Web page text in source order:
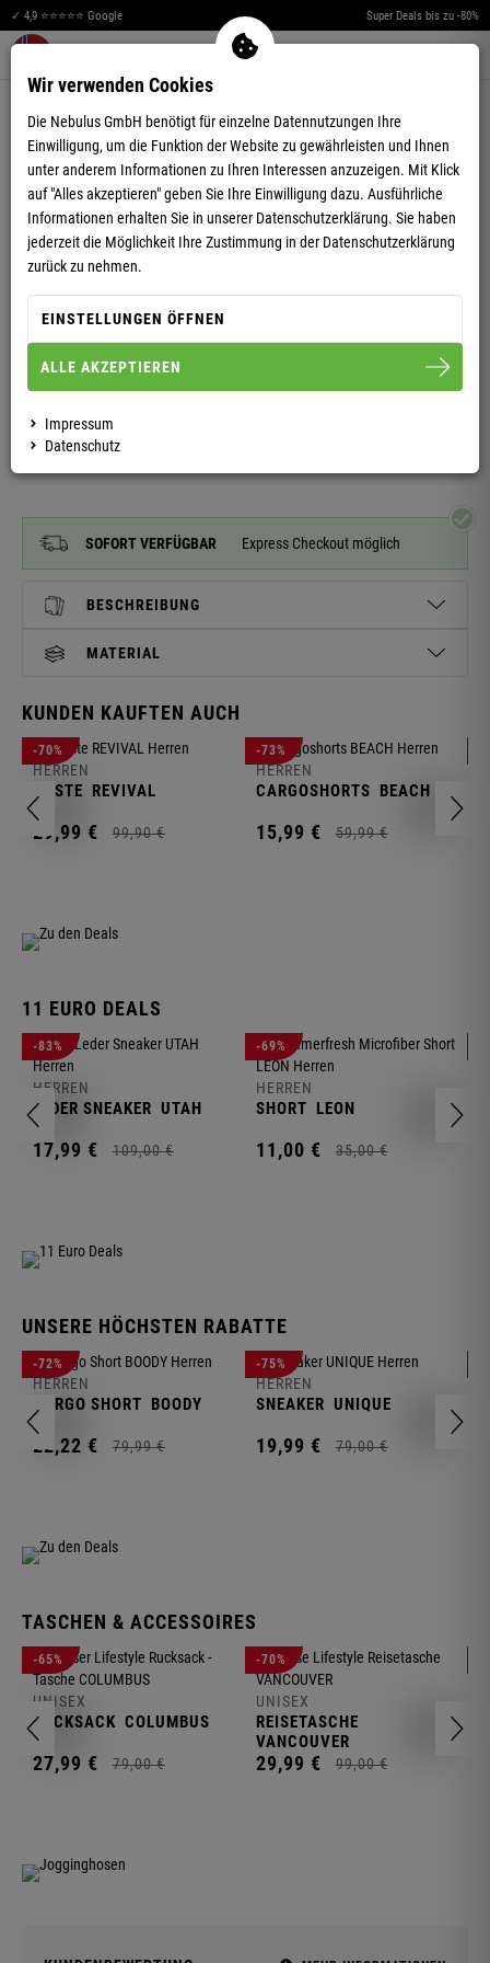
✓ 4,9 ⭐⭐⭐⭐⭐ Google Super Deals bis zu -80%
Warenkorb aufklappen
POLOSHIRT CRAIG HERREN
SOFORT VERFÜGBAR Express Checkout möglich
BESCHREIBUNG
MATERIAL
KUNDEN KAUFTEN AUCH
-70%
HERREN
WESTE REVIVAL
29,99 € 99,90 €
-73%
HERREN
CARGOSHORTS BEACH
15,99 € 59,99 €
11 EURO DEALS
-83%
HERREN
LEDER SNEAKER UTAH
17,99 € 109,00 €
-69%
HERREN
SHORT LEON
11,00 € 35,00 €
UNSERE HÖCHSTEN RABATTE
-72%
HERREN
CARGO SHORT BOODY
22,22 € 79,99 €
-75%
HERREN
SNEAKER UNIQUE
19,99 € 79,00 €
TASCHEN & ACCESSOIRES
-65%
UNISEX
RUCKSACK COLUMBUS
27,99 € 79,00 €
-70%
UNISEX
REISETASCHE
VANCOUVER
29,99 € 99,00 €
Wir verwenden Cookies
Die Nebulus GmbH benötigt für einzelne Datennutzungen Ihre
Einwilligung, um die Funktion der Website zu gewährleisten und Ihnen
unter anderem Informationen zu Ihren Interessen anzuzeigen. Mit Klick
auf "Alles akzeptieren" geben Sie Ihre Einwilligung dazu. Ausführliche
Informationen erhalten Sie in unserer Datenschutzerklärung. Sie haben
jederzeit die Möglichkeit Ihre Zustimmung in der Datenschutzerklärung
zurück zu nehmen.
EINSTELLUNGEN ÖFFNEN
ALLE AKZEPTIEREN
Impressum
Datenschutz